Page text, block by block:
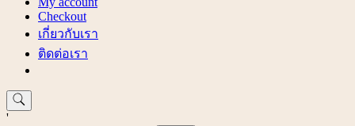
Checkout
เกี่ยวกับเรา
ติดต่อเรา
'